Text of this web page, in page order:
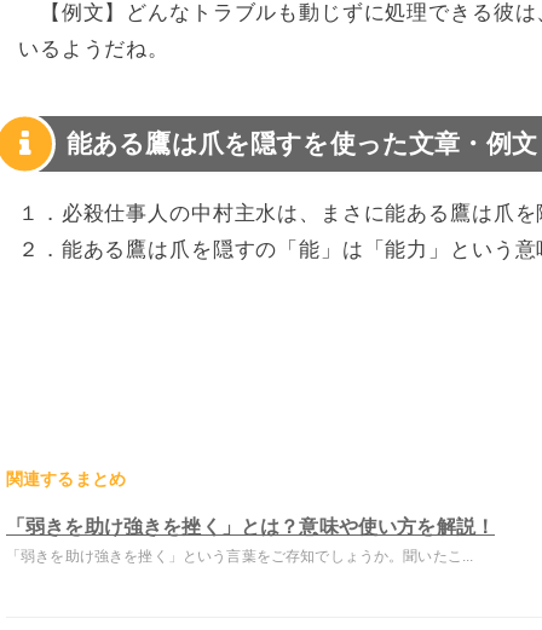
【例文】どんなトラブルも動じずに処理できる彼
いるようだね。
能ある鷹は爪を隠すを使った文章・例文
１．必殺仕事人の中村主水は、まさに能ある鷹は爪
２．能ある鷹は爪を隠すの「能」は「能力」という
関連するまとめ
「弱きを助け強きを挫く」とは？意味や使い方を解説！
「弱きを助け強きを挫く」という言葉をご存知でしょうか。聞いたこ...